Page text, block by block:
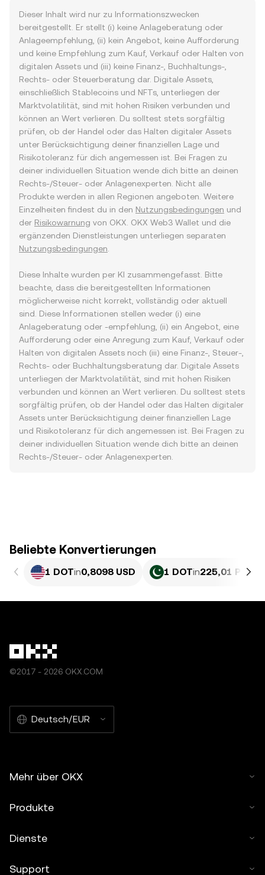
Dieser Inhalt wird nur zu Informationszwecken
bereitgestellt. Er stellt (i) keine Anlageberatung oder
Anlageempfehlung, (ii) kein Angebot, keine Aufforderung
und keine Empfehlung zum Kauf, Verkauf oder Halten von
digitalen Assets und (iii) keine Finanz-, Buchhaltungs-,
Rechts- oder Steuerberatung dar. Digitale Assets,
einschließlich Stablecoins und NFTs, unterliegen der
Marktvolatilität, sind mit hohen Risiken verbunden und
können an Wert verlieren. Du solltest stets sorgfältig
prüfen, ob der Handel oder das Halten digitaler Assets
unter Berücksichtigung deiner finanziellen Lage und
Risikotoleranz für dich angemessen ist. Bei Fragen zu
deiner individuellen Situation wende dich bitte an deinen
Rechts-/Steuer- oder Anlagenexperten. Nicht alle
Produkte werden in allen Regionen angeboten. Weitere
Einzelheiten findest du in den Nutzungsbedingungen und
der Risikowarnung von OKX. OKX Web3 Wallet und die
ergänzenden Dienstleistungen unterliegen separaten
Nutzungsbedingungen
Diese Inhalte wurden per KI zusammengefasst. Bitte
beachte, dass die bereitgestellten Informationen
möglicherweise nicht korrekt, vollständig oder aktuell
sind. Diese Informationen stellen weder (i) eine
Anlageberatung oder -empfehlung, (ii) ein Angebot, eine
Aufforderung oder eine Anregung zum Kauf, Verkauf oder
Halten von digitalen Assets noch (iii) eine Finanz-, Steuer-,
Rechts- oder Buchhaltungsberatung dar. Digitale Assets
unterliegen der Marktvolatilität, sind mit hohen Risiken
verbunden und können an Wert verlieren. Du solltest stets
sorgfältig prüfen, ob der Handel oder das Halten digitaler
Assets unter Berücksichtigung deiner finanziellen Lage
und Risikotoleranz für dich angemessen ist. Bei Fragen zu
deiner individuellen Situation wende dich bitte an deinen
Rechts-/Steuer- oder Anlagenexperten.
Beliebte Konvertierungen
1 DOTin0,8098 USD 1 DOTin225,01 PKR
©2017 - 2026 OKX.COM
Deutsch/EUR
Mehr über OKX
Produkte
Dienste
Support